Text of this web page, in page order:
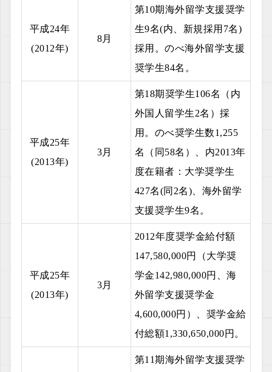
平成24年
(2012年)
8月
第10期海外留学支援奨学
生9名(内、新規採用7名)
採用。のべ海外留学支援
奨学生84名。
平成25年
(2013年)
3月
第18期奨学生106名（内
外国人留学生2名）採
用。のべ奨学生数1,255
名（同58名）、内2013年
度在籍者：大学奨学生
427名(同2名)、海外留学
支援奨学生9名。
平成25年
(2013年)
3月
2012年度奨学金給付額
147,580,000円（大学奨
学金142,980,000円、海
外留学支援奨学金
4,600,000円）、奨学金給
付総額1,330,650,000円。
第11期海外留学支援奨学